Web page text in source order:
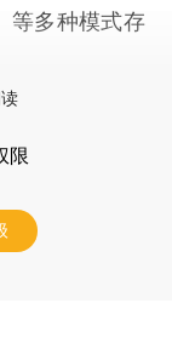
等多种模式存
限